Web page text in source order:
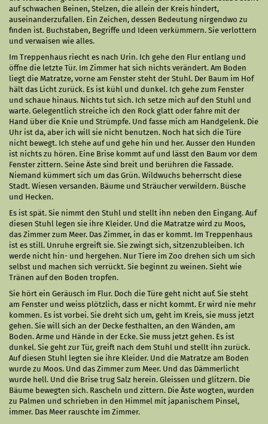
auf schwachen Beinen, Stelzen, die allein der Kreis hindert,
auseinanderzufallen. Ein Zeichen, dessen Bedeutung nirgendwo zu
finden ist. Buchstaben, Begriffe und Ideen verkümmern. Sie verlottern
und verwaisen wie alles.
Im Treppenhaus riecht es nach Urin. Ich gehe den Flur entlang und
öffne die letzte Tür. Im Zimmer hat sich nichts verändert. Am Boden
liegt die Matratze, vorne am Fenster steht der Stuhl. Der Baum im Hof
hält das Licht zurück. Es ist kühl und dunkel. Ich gehe zum Fenster
und schaue hinaus. Nichts tut sich. Ich setze mich auf den Stuhl und
warte. Gelegentlich streiche ich den Rock glatt oder fahre mit der
Hand über die Knie und Strümpfe. Und fasse mich am Handgelenk. Die
Uhr ist da, aber ich will sie nicht benutzen. Noch hat sich die Türe
nicht bewegt. Ich stehe auf und gehe hin und her. Ausser den Hunden
ist nichts zu hören. Eine Brise kommt auf und lässt den Baum vor dem
Fenster zittern. Seine Äste sind breit und berühren die Fassade.
Niemand kümmert sich um das Grün. Wildwuchs beherrscht diese
Stadt. Wiesen versanden. Bäume und Sträucher verwildern. Büsche
und Hecken.
Es ist spät. Sie nimmt den Stuhl und stellt ihn neben den Eingang. Auf
diesen Stuhl legen sie ihre Kleider. Und die Matratze wird zu Moos,
das Zimmer zum Meer. Das Zimmer, in das er kommt. Im Treppenhaus
ist es still. Unruhe ergreift sie. Sie zwingt sich, sitzenzubleiben. Ich
werde nicht hin- und hergehen. Nur Tiere im Zoo drehen sich um sich
selbst und machen sich verrückt. Sie beginnt zu weinen. Sieht wie
Tränen auf den Boden tropfen.
Sie hört ein Geräusch im Flur. Doch die Türe geht nicht auf. Sie steht
am Fenster und weiss plötzlich, dass er nicht kommt. Er wird nie mehr
kommen. Es ist vorbei. Sie dreht sich um, geht im Kreis, sie muss jetzt
gehen. Sie will sich an der Decke festhalten, an den Wänden, am
Boden. Arme und Hände in der Ecke. Sie muss jetzt gehen. Es ist
dunkel. Sie geht zur Tür, greift nach dem Stuhl und stellt ihn zurück.
Auf diesen Stuhl legten sie ihre Kleider. Und die Matratze am Boden
wurde zu Moos. Und das Zimmer zum Meer. Und das Dämmerlicht
wurde hell. Und die Brise trug Salz herein. Gleissen und glitzern. Die
Bäume bewegten sich. Rascheln und zittern. Die Äste wogten, wurden
zu Palmen und schrieben in den Himmel mit japanischem Pinsel,
immer. Das Meer rauschte im Zimmer.